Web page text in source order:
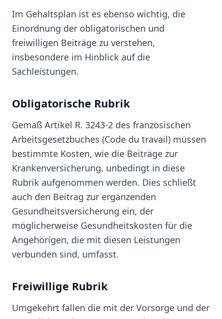
Im Gehaltsplan ist es ebenso wichtig, die
Einordnung der obligatorischen und
freiwilligen Beiträge zu verstehen,
insbesondere im Hinblick auf die
Sachleistungen.
Obligatorische Rubrik
Gemäß Artikel R. 3243-2 des französischen
Arbeitsgesetzbuches (Code du travail) müssen
bestimmte Kosten, wie die Beiträge zur
Krankenversicherung, unbedingt in diese
Rubrik aufgenommen werden. Dies schließt
auch den Beitrag zur ergänzenden
Gesundheitsversicherung ein, der
möglicherweise Gesundheitskosten für die
Angehörigen, die mit diesen Leistungen
verbunden sind, umfasst.
Freiwillige Rubrik
Umgekehrt fallen die mit der Vorsorge und der